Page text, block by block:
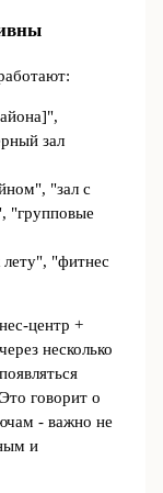
зал
"зал с
"групповые
"фитнес
центр +
несколько
говорит о
- важно не
и